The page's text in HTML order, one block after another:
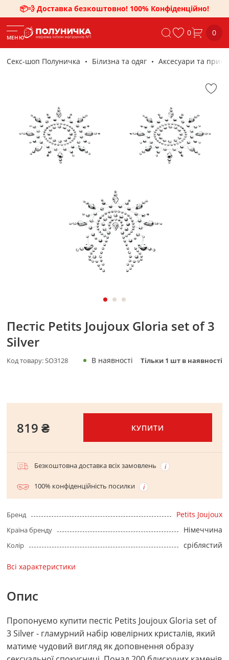
📦💨 Доставка безкоштовно! 100% Конфіденційно!
МЕНЮ 0 0
Секс-шоп Полуничка Білизна та одяг Аксесуари та
Пестіс Petits Joujoux Gloria set of 3
Silver
Код товару:SO3128 В наявності Тільки 1 шт в наявності
819 ₴ КУПИТИ
Безкоштовна доставка всіх замовлень
100% конфіденційність посилки
Бренд Petits Joujoux
Країна бренду Німеччина
Колір сріблястий
Всі характеристики
Опис
Пропонуємо купити пестіс Petits Joujoux Gloria set of
3 Silver - гламурний набір ювелірних кристалів, який
матиме чудовий вигляд як доповнення образу